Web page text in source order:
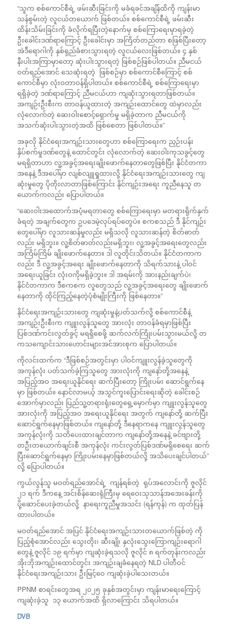
“သူက စစ်ကောင်စီရဲ့ ဖမ်းဆီးခြင်းကို မခံရခင်အချိန်ထိကို ကျန်းမာ
သန်စွမ်းတဲ့ လူငယ်တယောက် ဖြစ်တယ်။ စစ်ကောင်စီရဲ့ ဖမ်းဆီး
ထိန်းသိမ်းခြင်းကို ခံလိုက်ရပြီးတဲ့နောက်မှ စစ်ကြောရေးမှာရခဲ့တဲ့
ဦးခေါင်းဒဏ်ရာကြောင့် ဦးခေါင်းမှာ အကြိတ်တည်တာ စဖြစ်ပြီးတော့
အဲဒီရောဂါကို နှစ်ရှည်ခံစားသွားရတဲ့ လူငယ်လေးဖြစ်တယ်။ ၄ နှစ်
နီးပါးအကြာမှာတော့ ဆုံးပါးသွားရတဲ့ ဖြစ်စဉ်ဖြစ်ပါတယ်။ ညီမငယ်
ဝတ်ရည်အောင် သေဆုံးရတဲ့ ဖြစ်စဉ်မှာ စစ်ကောင်စီကြောင့် စစ်
ကောင်စီမှာ လုံးဝတာဝန်ရှိပါတယ်။ စစ်ကောင်စီရဲ့ စစ်ကြောရေးမှာ
ရရှိခဲ့တဲ့ ဒဏ်ရာကြောင့် ညီမငယ်ဟာ ကျဆုံးသွားရတာဖြစ်တယ်။
အကျဉ်းဦးစီးက တာဝန်ယူထားတဲ့ အကျဉ်းထောင်တွေ ထဲမှာလည်း
လုံလောက်တဲ့ ဆေးဝါးစောင့်ရှောက်မှု မရှိခဲ့တာက ညီမငယ်ကို
အသက်ဆုံးပါးသွားတဲ့အထိ ဖြစ်စေတာ ဖြစ်ပါတယ်။”
အခုလို နိုင်ငံရေးအကျဉ်းသားတွေဟာ စစ်ကြောရေးက ညှဉ်းပန်း
နှိပ်စက်မှုဒဏ်တွေနဲ့ ထောင်တွင်း လုံလောက်တဲ့ ဆေးဝါးကုသခွင့်တွေ
မရရှိတာဟာ လူ့အခွင့်အရေးချိုးဖောက်နေတာတွေဖြစ်ပြီး နိုင်ငံတကာ
အနေနဲ့ ဒီအပေါ်မှာ လျစ်လျူရှုထားလို့ နိုင်ငံရေးအကျဉ်းသားတွေ ကျ
ဆုံးမှုတွေ ပိုတိုးလာတာဖြစ်ကြောင်း နိုင်ကျဉ်းအရေး ကူညီနေသူ တ
ယောက်ကလည်း ပြောပါတယ်။
“ဆေးဝါးအထောက်အပံ့မရတာတွေ စစ်ကြောရေးမှာ မတရားရိုက်နှက်
ခံရတဲ့ အချက်တွေက ဥပဒေမဲ့လုပ်ရပ်တွေပဲ။ စကစသည် ဒီ နိုင်ကျဉ်း
တွေပေါ်မှာ လူသားဆန်မှုလည်း မရှိသလို လူသားဆန်တဲ့ စိတ်ဓာတ်
လည်း မရှိဘူး။ လူ့စိတ်ဓာတ်လည်းမရှိဘူး၊ လူ့အခွင့်အရေးတွေလည်း
အကြိမ်ကြိမ် ချိုးဖောက်နေတာ။ ဒါ လူတိုင်းသိတယ်။ နိုင်ငံတကာက
လည်း ဒီ လူ့အခွင့်အရေး ချိုးဖောက်နေတာကို သိရက်သားနဲ့ ပါဝင်
အ‌ရေးယူခြင်း လုံးဝကိုမရှိခဲ့ဘူး။ ဒါ အရမ်းကို အားနည်းချက်ပဲ၊
နိုင်ငံတကာက ဒီစကစက လူတွေသည် လူ့အခွင့်အရေးတွေ ချိုးဖောက်
နေတာကို ထိုင်ကြည့်နေတဲ့ပုံစံမျိုးကြီးကို ဖြစ်နေတာ။”
နိုင်ငံရေးအကျဉ်းသားတွေ ကျဆုံးမှုနဲ့ပတ်သက်လို့ စစ်ကောင်စီနဲ့
အကျဉ်းဦးစီးက ကျူးလွန်သူတွေ အားလုံး တာဝန်ခံရမှာဖြစ်ပြီး
ပြစ်ဒဏ်ကင်းလွတ်ခွင့် မရရှိစေဖို့ ဆက်လက်ကြိုးပမ်းသွားမယ်လို့ တ
ကသကျောင်းသားဟောင်းများအင်အားစုက ပြောပါတယ်။
ကိုလင်းထက်က “ဒီဖြစ်စဉ်အတွင်းမှာ ပါဝင်ကျူးလွန်ခဲ့သူတွေကို
အကုန်လုံး ပတ်သက်ခဲ့ကြသူတွေ အားလုံးကို ကျနော်တို့အနေနဲ့
အပြည့်အဝ အရေးယူနိုင်ရေး ဆက်ပြီးတော့ ကြိုးပမ်း ဆောင်ရွက်နေ
မှာ ဖြစ်တယ်။ နောင်လာမယ့် အသွင်ကူးပြောင်းရေးဆိုတဲ့ ခေါင်းစဉ်
အောက်မှာလည်း ပြည်သူ့တရားရုံးတွေရှေ့မှောက်မှာ ကျူးလွန်သူတွေ
အားလုံးကို အပြည့်အဝ အရေးယူနိုင်ရေး အတွက် ကျနော်တို့ ဆက်ပြီး
ဆောင်ရွက်နေမှာဖြစ်တယ်။ ကျနော်တို့ ဒီနေရာကနေ ကျူးလွန်သူတွေ
အကုန်လုံးကို သတိပေးထားချင်တာက ကျနော်တို့အနေနဲ့ ခင်ဗျားတို့
တဦးတယောက်ချင်းစီ အကုန်လုံး ကင်းလွတ်ပြစ်ဒဏ်မရှိစေရေး ဆက်
ပြီးဆောင်ရွက်နေမှာ ကြိုးပမ်းနေမှာဖြစ်တယ်လို့ အသိပေးချင်ပါတယ်”
လို့ ပြောပါတယ်။
ကွယ်လွန်သူ မဝတ်ရည်အောင်ရဲ့ ကျန်ရစ်တဲ့ ရုပ်အလောင်းကို ဇူလိုင်
၂၁ ရက် ဒီကနေ့ အင်းစိန်ဆေးရုံကြီးမှ ရေဝေးသုသာန်အအေးခန်းကို
ပို့ဆောင်ပေးခဲ့တယ်လို့ နာရေးကူညီမှုအသင်း (ရန်ကုန်) က ထုတ်ပြန်
ထားပါတယ်။
မဝတ်ရည်အောင် အပြင် နိုင်ငံရေးအကျဉ်းသားတယောက်ဖြစ်တဲ့ ကို
ပြည့်စုံအောင်လည်း သွေးတိုး၊ ဆီးချို၊ နှလုံးသွေးကြောကျဉ်းရောဂါ
တွေနဲ့ ဇူလိုင် ၁၉ ရက်မှာ ကျဆုံးခဲ့ရသလို ဇူလိုင် ၈ ရက်တုန်းကလည်း
အိုးဘိုအကျဉ်းထောင်တွင်း အကျဉ်းချခံနေရတဲ့ NLD ပါတီဝင်
နိုင်ငံရေးအကျဉ်းသား ဦးမြင့်ဝေ ကျဆုံးခဲ့ပါသေးတယ်။
PPNM စာရင်းတွေအရ ၂၀၂၅ ခုနှစ်အတွင်းမှာ ကျန်းမာရေးကြောင့်
ကျဆုံးခဲ့သူ ၁၃ ယောက်အထိ ရှိလာကြောင်း သိရပါတယ်။
DVB